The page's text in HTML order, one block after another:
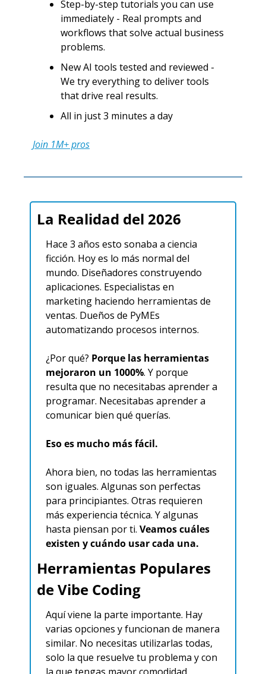
Step-by-step tutorials you can use
immediately - Real prompts and
workflows that solve actual business
problems.
New AI tools tested and reviewed -
We try everything to deliver tools
that drive real results.
All in just 3 minutes a day
Join 1M+ pros
La Realidad del 2026
Hace 3 años esto sonaba a ciencia
ficción. Hoy es lo más normal del
mundo. Diseñadores construyendo
aplicaciones. Especialistas en
marketing haciendo herramientas de
ventas. Dueños de PyMEs
automatizando procesos internos.
¿Por qué? Porque las herramientas
mejoraron un 1000%. Y porque
resulta que no necesitabas aprender a
programar. Necesitabas aprender a
comunicar bien qué querías.
Eso es mucho más fácil.
Ahora bien, no todas las herramientas
son iguales. Algunas son perfectas
para principiantes. Otras requieren
más experiencia técnica. Y algunas
hasta piensan por ti. Veamos cuáles
existen y cuándo usar cada una.
Herramientas Populares
de Vibe Coding
Aquí viene la parte importante. Hay
varias opciones y funcionan de manera
similar. No necesitas utilizarlas todas,
solo la que resuelve tu problema y con